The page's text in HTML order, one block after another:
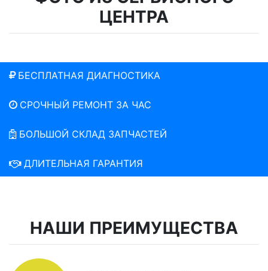
ЦЕНТРА
БЕСПЛАТНАЯ ДИАГНОСТИКА
СРОЧНЫЙ РЕМОНТ ЗА ЧАС
БОЛЬШОЙ СКЛАД ЗАПЧАСТЕЙ
ДЛИТЕЛЬНАЯ ГАРАНТИЯ
НАШИ ПРЕИМУЩЕСТВА